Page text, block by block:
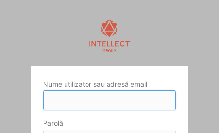
Nume utilizator sau adresă email
Parolă